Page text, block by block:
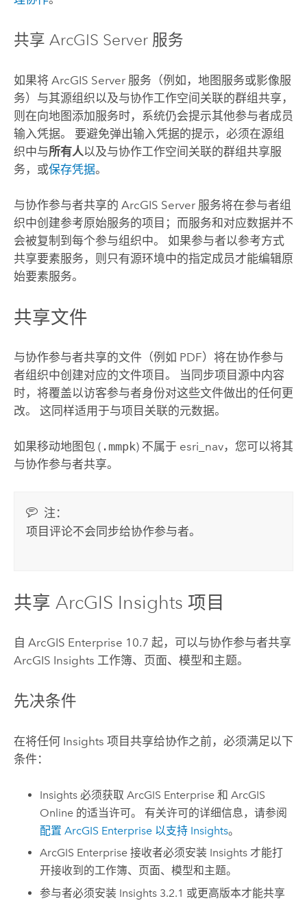
共享 ArcGIS Server服务
如果将 ArcGIS Server服务（例如，地图服务或影像服
务）与其源组织以及与协作工作空间关联的群组共享，
则在向地图添加服务时，系统仍会提示其他参与者成员
输入凭据。 要避免弹出输入凭据的提示，必须在源组
织中与所有人以及与协作工作空间关联的群组共享服
务，或保存凭据。
与协作参与者共享的 ArcGIS Server服务将在参与者组
织中创建参考原始服务的项目；而服务和对应数据并不
会被复制到每个参与组织中。 如果参与者以参考方式
共享要素服务，则只有源环境中的指定成员才能编辑原
始要素服务。
共享文件
与协作参与者共享的文件（例如 PDF）将在协作参与
者组织中创建对应的文件项目。 当同步项目源中内容
时，将覆盖以访客参与者身份对这些文件做出的任何更
改。 这同样适用于与项目关联的元数据。
如果移动地图包 ( .mmpk) 不属于 esri_nav，您可以将其
与协作参与者共享。
注：
项目评论不会同步给协作参与者。
共享 ArcGIS Insights 项目
自 ArcGIS Enterprise 10.7 起，可以与协作参与者共享
ArcGIS Insights 工作簿、页面、模型和主题。
先决条件
在将任何 Insights 项目共享给协作之前，必须满足以下
条件：
Insights 必须获取ArcGIS Enterprise 和ArcGIS
Online 的适当许可。 有关许可的详细信息，请参阅
配置ArcGIS Enterprise 以支持 Insights。
ArcGIS Enterprise 接收者必须安装 Insights 才能打
开接收到的工作簿、页面、模型和主题。
参与者必须安装 Insights 3.2.1 或更高版本才能共享